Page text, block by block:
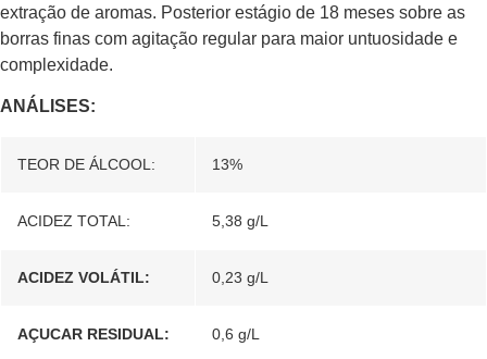
extração de aromas. Posterior estágio de 18 meses sobre as
borras finas com agitação regular para maior untuosidade e
complexidade.
ANÁLISES:
TEOR DE ÁLCOOL: 13%
ACIDEZ TOTAL: 5,38 g/L
ACIDEZ VOLÁTIL: 0,23 g/L
AÇUCAR RESIDUAL: 0,6 g/L